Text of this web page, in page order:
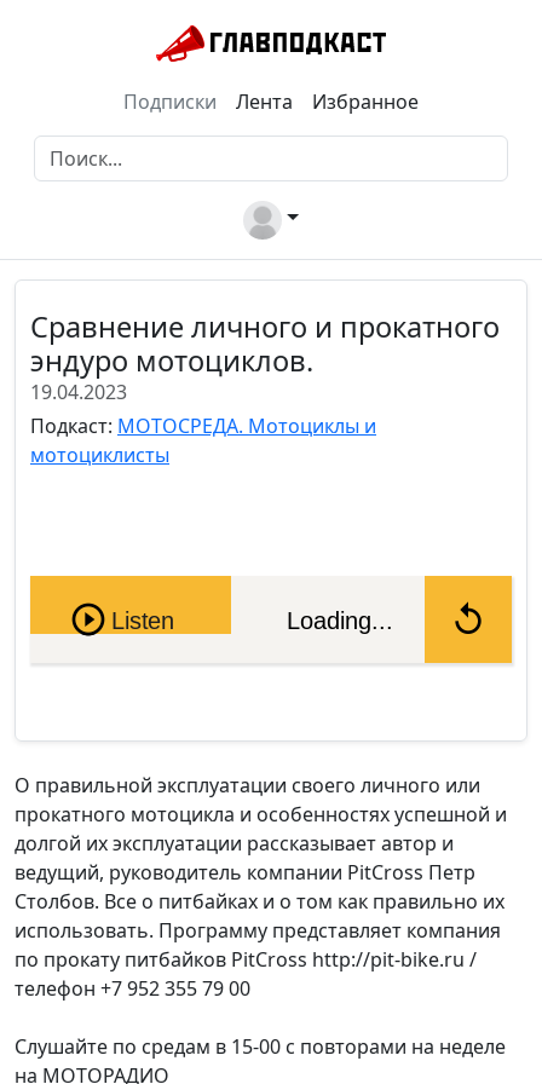
Подписки Лента Избранное
Сравнение личного и прокатного
эндуро мотоциклов.
19.04.2023
Подкаст: МОТОСРЕДА. Мотоциклы и
мотоциклисты
Pause
Listen Loading...
О правильной эксплуатации своего личного или
прокатного мотоцикла и особенностях успешной и
долгой их эксплуатации рассказывает автор и
ведущий, руководитель компании PitCross Петр
Столбов. Все о питбайках и о том как правильно их
использовать. Программу представляет компания
по прокату питбайков PitCross http://pit-bike.ru /
телефон +7 952 355 79 00
Слушайте по средам в 15-00 с повторами на неделе
на МОТОРАДИО